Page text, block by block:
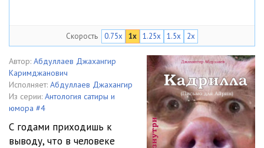
Скорость 0.75x 1x 1.25x 1.5x 2x
Автор: Абдуллаев Джахангир
Каримджанович
Исполняет: Абдуллаев Джахангир
Из серии: Антология сатиры и
юмора #4
С годами приходишь к
выводу, что в человеке